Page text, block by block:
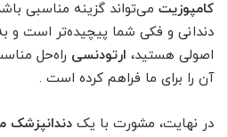
کامپوزیت می‌تواند گزینه مناسبی
دندانی و فکی شما پیچیده‌تر است و
اصولی هستید، ارتودنسی راه‌حل
آن را برای ما فراهم کرده است .
در نهایت، مشورت با یک